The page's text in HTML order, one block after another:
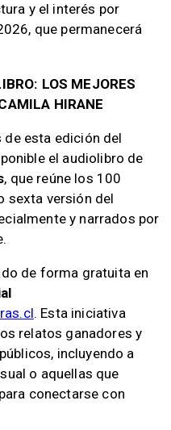
y el interés por
que permanecerá
LOS MEJORES
HIRANE
de esta edición del
el audiolibro de
, que reúne los 100
sexta versión del
y narrados por
de forma gratuita en
. Esta iniciativa
relatos ganadores y
incluyendo a
o aquellas que
conectarse con